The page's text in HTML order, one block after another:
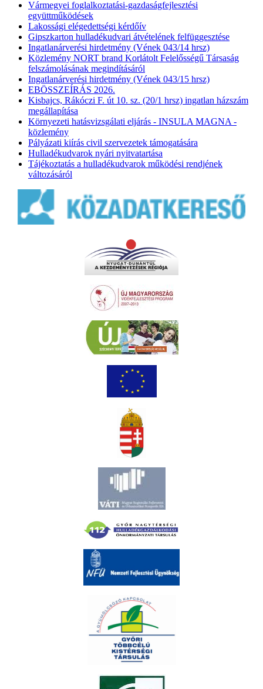
Vármegyei foglalkoztatási-gazdaságfejlesztési
együttműködések
Lakossági elégedettségi kérdőív
Gipszkarton hulladékudvari átvételének felfüggesztése
Ingatlanárverési hirdetmény (Vének 043/14 hrsz)
Közlemény NORT brand Korlátolt Felelősségű Társaság
felszámolásának megindításáról
Ingatlanárverési hirdetmény (Vének 043/15 hrsz)
EBÖSSZEÍRÁS 2026.
Kisbajcs, Rákóczi F. út 10. sz. (20/1 hrsz) ingatlan házszám
megállapítása
Környezeti hatásvizsgálati eljárás - INSULA MAGNA -
közlemény
Pályázati kiírás civil szervezetek támogatására
Hulladékudvarok nyári nyitvatartása
Tájékoztatás a hulladékudvarok működési rendjének
változásáról